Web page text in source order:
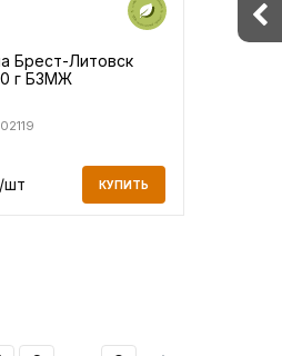
Брест-Литовск
г БЗМЖ
/шт КУПИТЬ